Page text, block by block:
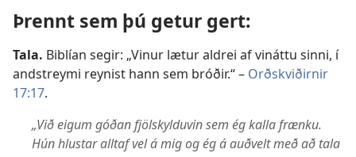
Þrennt sem þú getur gert:
Tala. Biblían segir: „Vinur lætur aldrei af vináttu sinni, í
andstreymi reynist hann sem bróðir.“ – Orðskviðirnir
17:17.
„Við eigum góðan fjölskylduvin sem ég kalla frænku.
Hún hlustar alltaf vel á mig og ég á auðvelt með að tala